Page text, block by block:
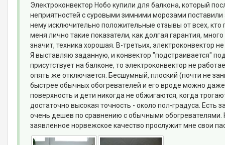
Электроконвектор Нобо купили для балкона, который
неприятностей с суровыми зимними морозами
нему исключительно положительные отзывы от всех,
меня лично такие показатели, как долгая гарантия,
значит, техника хорошая. В-третьих, электроконвектор
Я выставляю заданную, и конвектор "подстраивается"
присутствует на балконе, то электроконвектор не
опять же отключается. Бесшумный, плоский (почти не
быстрее обычных обогревателей и его вроде можно
поверхность и дети никогда не обжигаются, когда
достаточно высокая точность - около пол-градуса.
очень дешев по сравнению с обычными обогревателями.
заявленное норвежское качество прослужит мне свои